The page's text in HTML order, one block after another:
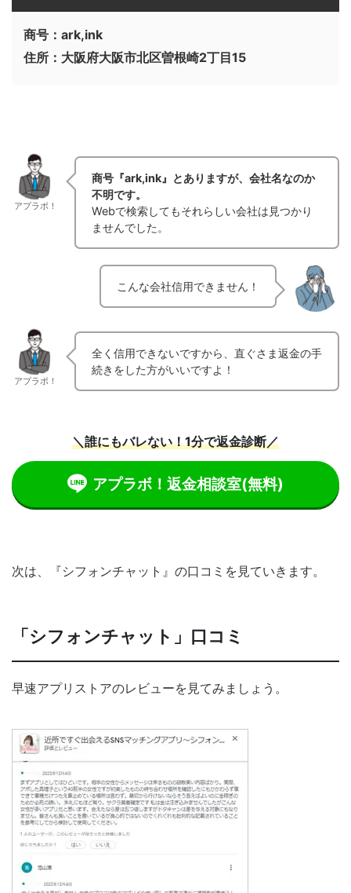
商号：ark,ink
住所：大阪府大阪市北区曽根崎2丁目15
アプラボ！
商号『ark,ink』とありますが、会社名なのか
不明です。
Webで検索してもそれらしい会社は見つかり
ませんでした。
こんな会社信用できません！
アプラボ！
全く信用できないですから、直ぐさま返金の手
続きをした方がいいですよ！
＼誰にもバレない！1分で返金診断／
アプラボ！返金相談室(無料)
次は、『シフォンチャット』の口コミを見ていきます。
「シフォンチャット」口コミ
早速アプリストアのレビューを見てみましょう。